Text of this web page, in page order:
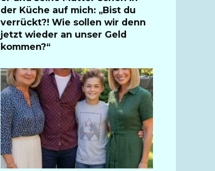
der Küche auf mich: „Bist du
verrückt?! Wie sollen wir denn
jetzt wieder an unser Geld
kommen?“